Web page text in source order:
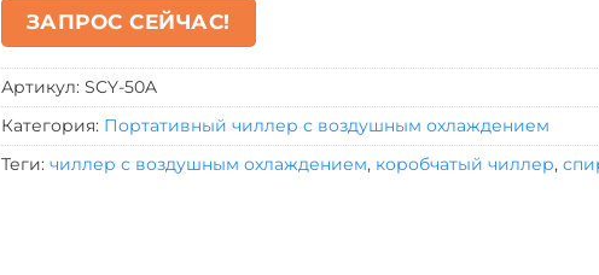
ЗАПРОС СЕЙЧАС!
Артикул: SCY-50A
Категория: Портативный чиллер с воздушным охлаждением
Теги: чиллер с воздушным охлаждением, коробчатый чиллер,